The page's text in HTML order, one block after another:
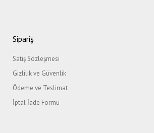
Sipariş
Satış Sözleşmesi
Gizlilik ve Güvenlik
Ödeme ve Teslimat
İptal İade Formu